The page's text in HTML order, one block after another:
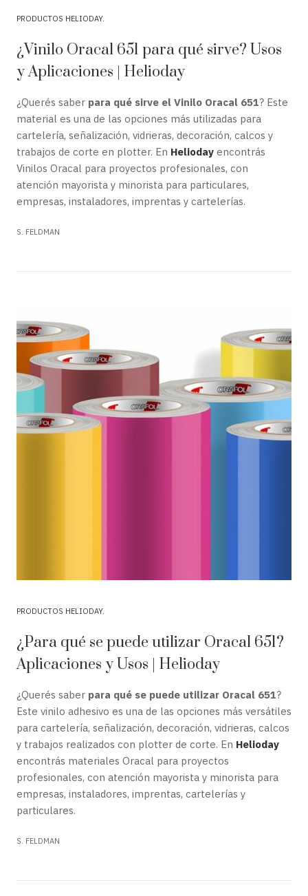
PRODUCTOS HELIODAY
¿Vinilo Oracal 651 para qué sirve? Usos
y Aplicaciones | Helioday
¿Querés saber para qué sirve el Vinilo Oracal 651? Este
material es una de las opciones más utilizadas para
cartelería, señalización, vidrieras, decoración, calcos y
trabajos de corte en plotter. En Helioday encontrás
Vinilos Oracal para proyectos profesionales, con
atención mayorista y minorista para particulares,
empresas, instaladores, imprentas y cartelerías.
S. FELDMAN
PRODUCTOS HELIODAY
¿Para qué se puede utilizar Oracal 651?
Aplicaciones y Usos | Helioday
¿Querés saber para qué se puede utilizar Oracal 651?
Este vinilo adhesivo es una de las opciones más versátiles
para cartelería, señalización, decoración, vidrieras, calcos
y trabajos realizados con plotter de corte. En Helioday
encontrás materiales Oracal para proyectos
profesionales, con atención mayorista y minorista para
empresas, instaladores, imprentas, cartelerías y
particulares.
S. FELDMAN